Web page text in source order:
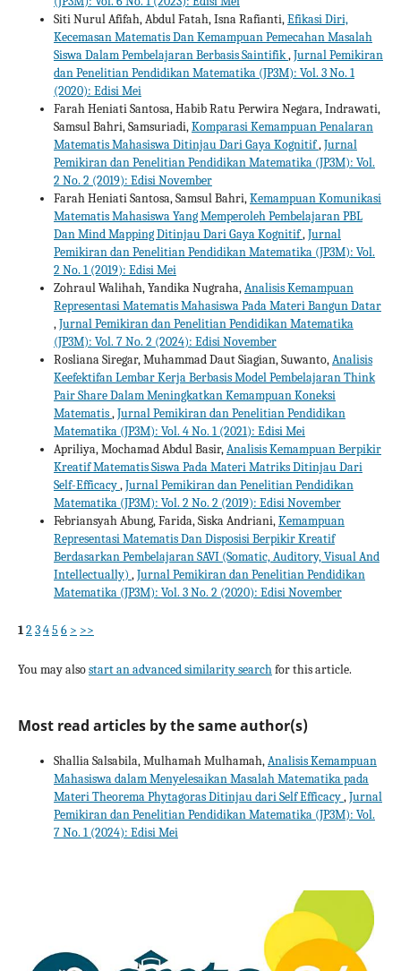
Siti Nurul Afifah, Abdul Fatah, Isna Rafianti,Efikasi Diri,
Kecemasan Matematis Dan Kemampuan Pemecahan Masalah
Siswa Dalam Pembelajaran Berbasis Saintifik,Jurnal Pemikiran
dan Penelitian Pendidikan Matematika (JP3M): Vol. 3 No. 1
(2020): Edisi Mei
Farah Heniati Santosa, Habib Ratu Perwira Negara, Indrawati,
Samsul Bahri, Samsuriadi,Komparasi Kemampuan Penalaran
Matematis Mahasiswa Ditinjau Dari Gaya Kognitif,Jurnal
Pemikiran dan Penelitian Pendidikan Matematika (JP3M): Vol.
2 No. 2 (2019): Edisi November
Farah Heniati Santosa, Samsul Bahri,Kemampuan Komunikasi
Matematis Mahasiswa Yang Memperoleh Pembelajaran PBL
Dan Mind Mapping Ditinjau Dari Gaya Kognitif,Jurnal
Pemikiran dan Penelitian Pendidikan Matematika (JP3M): Vol.
2 No. 1 (2019): Edisi Mei
Zohraul Walihah, Yandika Nugraha,Analisis Kemampuan
Representasi Matematis Mahasiswa Pada Materi Bangun Datar
,Jurnal Pemikiran dan Penelitian Pendidikan Matematika
(JP3M): Vol. 7 No. 2 (2024): Edisi November
Rosliana Siregar, Muhammad Daut Siagian, Suwanto,Analisis
Keefektifan Lembar Kerja Berbasis Model Pembelajaran Think
Pair Share Dalam Meningkatkan Kemampuan Koneksi
Matematis,Jurnal Pemikiran dan Penelitian Pendidikan
Matematika (JP3M): Vol. 4 No. 1 (2021): Edisi Mei
Apriliya, Mochamad Abdul Basir,Analisis Kemampuan Berpikir
Kreatif Matematis Siswa Pada Materi Matriks Ditinjau Dari
Self-Efficacy,Jurnal Pemikiran dan Penelitian Pendidikan
Matematika (JP3M): Vol. 2 No. 2 (2019): Edisi November
Febriansyah Abung, Farida, Siska Andriani,Kemampuan
Representasi Matematis Dan Disposisi Berpikir Kreatif
Berdasarkan Pembelajaran SAVI (Somatic, Auditory, Visual And
Intellectually) ,Jurnal Pemikiran dan Penelitian Pendidikan
Matematika (JP3M): Vol. 3 No. 2 (2020): Edisi November
12345 6 > >>
You may alsostart an advanced similarity searchfor this article.
Most read articles by the same author(s)
Shallia Salsabila, Mulhamah Mulhamah,Analisis Kemampuan
Mahasiswa dalam Menyelesaikan Masalah Matematika pada
Materi Theorema Phytagoras Ditinjau dari Self Efficacy,Jurnal
Pemikiran dan Penelitian Pendidikan Matematika (JP3M): Vol.
7 No. 1 (2024): Edisi Mei